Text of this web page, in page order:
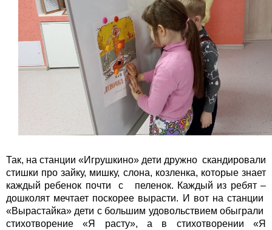
Так, на станции «Игрушкино» дети дружно скандировали
стишки про зайку, мишку, слона, козленка, которые знает
каждый ребенок почти с пеленок. Каждый из ребят –
дошколят мечтает поскорее вырасти. И вот на станции
«Вырастайка» дети с большим удовольствием обыграли
стихотворение «Я расту», а в стихотворении «Я